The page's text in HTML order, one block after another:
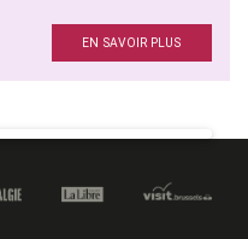
EN SAVOIR PLUS